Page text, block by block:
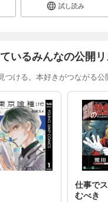
試し読み
いるみんなの公開リ
つける。本好きがつながる公
仕事で
むべき